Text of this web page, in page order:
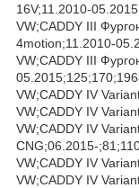
16V;11.2010-
VW;CADDY III
4motion;11.2010-
VW;CADDY III
VW;CADDY IV
VW;CADDY IV
VW;CADDY IV
CNG;06.2015-
VW;CADDY IV
VW;CADDY IV